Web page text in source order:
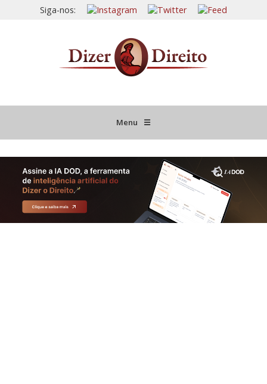
Siga-nos:
Menu ☰
JURISPRUDÊNCIA COMENTADA
INFORMATIVOS COMENTADOS